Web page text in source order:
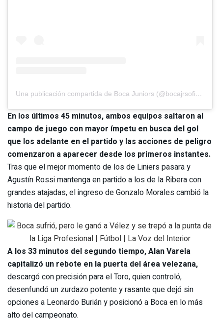
Una publicación compartida de Boca Juniors (@bocajrsoficial)
En los últimos 45 minutos, ambos equipos saltaron al
campo de juego con mayor ímpetu en busca del gol
que los adelante en el partido y las acciones de peligro
comenzaron a aparecer desde los primeros instantes.
Tras que el mejor momento de los de Liniers pasara y
Agustín Rossi mantenga en partido a los de la Ribera con
grandes atajadas, el ingreso de Gonzalo Morales cambió la
historia del partido.
A los 33 minutos del segundo tiempo, Alan Varela
capitalizó un rebote en la puerta del área velezana,
descargó con precisión para el Toro, quien controló,
desenfundó un zurdazo potente y rasante que dejó sin
opciones a Leonardo Burián y posicionó a Boca en lo más
alto del campeonato.